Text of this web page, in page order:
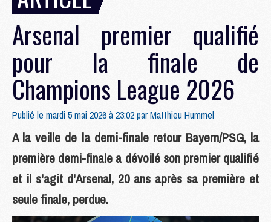
Arsenal premier qualifié
pour la finale de
Champions League 2026
Publié le mardi 5 mai 2026 à 23:02 parMatthieu Hummel
A la veille de la demi-finale retour Bayern/PSG, la
première demi-finale a dévoilé son premier qualifié
et il s'agit d'Arsenal, 20 ans après sa première et
seule finale, perdue.